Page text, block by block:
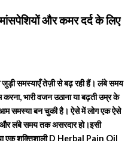
और कमर दर्द के लिए
समस्याएँ तेज़ी से बढ़ रही हैं। लंबे समय
भारी वजन उठाना या बढ़ती उम्र के
समस्या बन चुकी है। ऐसे में लोग एक ऐसे
और लंबे समय तक असरदार हो।इसी
एक शक्तिशाली D Herbal Pain Oil